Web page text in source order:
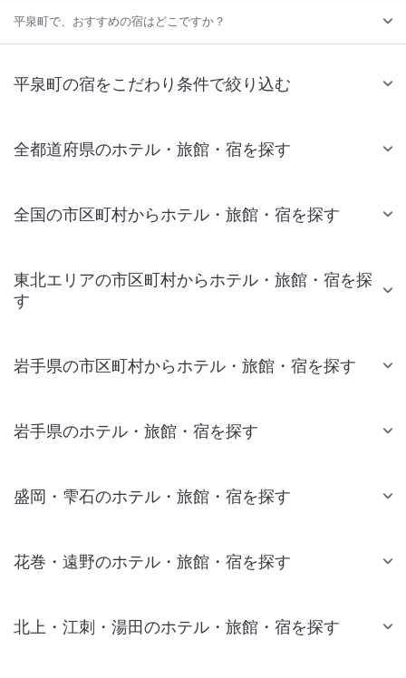
平泉町で、おすすめの宿はどこですか？
平泉町の宿をこだわり条件で絞り込む
全都道府県のホテル・旅館・宿を探す
全国の市区町村からホテル・旅館・宿を探す
東北エリアの市区町村からホテル・旅館・宿を探
す
岩手県の市区町村からホテル・旅館・宿を探す
岩手県のホテル・旅館・宿を探す
盛岡・雫石のホテル・旅館・宿を探す
花巻・遠野のホテル・旅館・宿を探す
北上・江刺・湯田のホテル・旅館・宿を探す